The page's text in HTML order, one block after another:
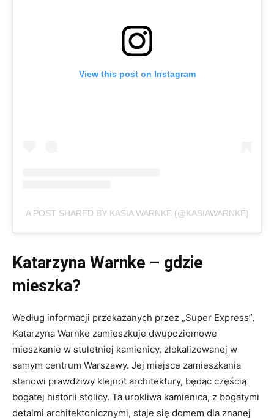
View this post on Instagram
A POST SHARED BY KASIA WARNKE (@KASIAWARNKE)
Katarzyna Warnke – gdzie
mieszka?
Według informacji przekazanych przez „Super Express”,
Katarzyna Warnke zamieszkuje dwupoziomowe
mieszkanie w stuletniej kamienicy, zlokalizowanej w
samym centrum Warszawy. Jej miejsce zamieszkania
stanowi prawdziwy klejnot architektury, będąc częścią
bogatej historii stolicy. Ta urokliwa kamienica, z bogatymi
detalmi architektonicznymi, staje się domem dla znanej